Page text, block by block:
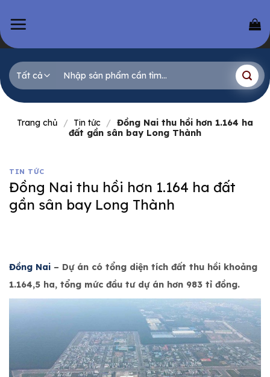
content
kiếm:
Trang chủ / Tin tức / Đồng Nai thu hồi hơn 1.164 ha
đất gần sân bay Long Thành
TIN TỨC
Đồng Nai thu hồi hơn 1.164 ha đất
gần sân bay Long Thành
Đồng Nai – Dự án có tổng diện tích đất thu hồi khoảng
1.164,5 ha, tổng mức đầu tư dự án hơn 983 tỉ đồng.